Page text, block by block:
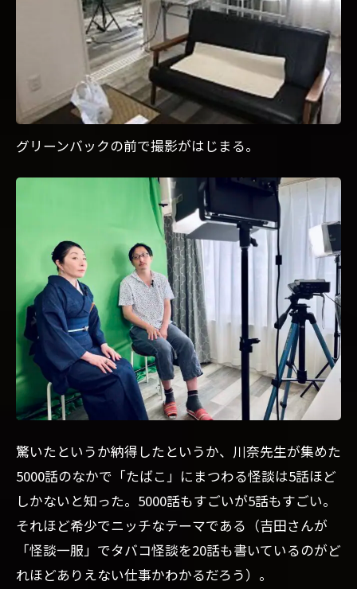
グリーンバックの前で撮影がはじまる。
驚いたというか納得したというか、川奈先生が集めた
5000話のなかで「たばこ」にまつわる怪談は5話ほど
しかないと知った。5000話もすごいが5話もすごい。
それほど希少でニッチなテーマである（吉田さんが
「怪談一服」でタバコ怪談を20話も書いているのがど
れほどありえない仕事かわかるだろう）。